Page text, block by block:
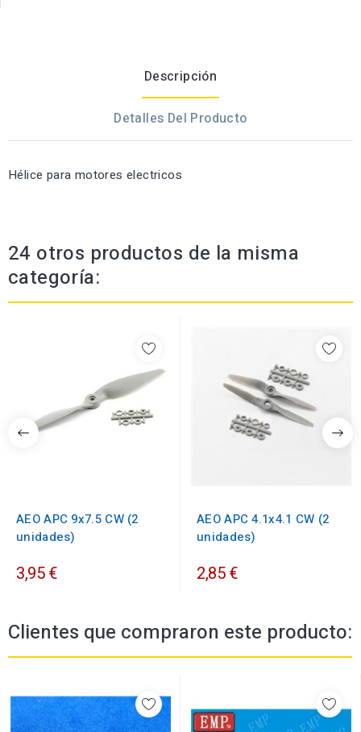
Descripción
Detalles Del Producto
Hélice para motores electricos
24 otros productos de la misma
categoría:
AEO APC 9x7.5 CW (2
unidades)
3,95 €
AEO APC 4.1x4.1 CW (2
unidades)
2,85 €
Clientes que compraron este producto: